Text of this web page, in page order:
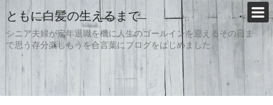
ともに白髪の生えるまで
シニア夫婦が定年退職を機に人生のゴールインを迎えるその日ま
で思う存分楽しもうを合言葉にブログをはじめました。